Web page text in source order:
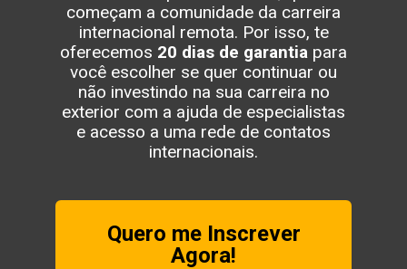
começam a comunidade da carreira
internacional remota. Por isso, te
oferecemos 20 dias de garantia para
você escolher se quer continuar ou
não investindo na sua carreira no
exterior com a ajuda de especialistas
e acesso a uma rede de contatos
internacionais.
Quero me Inscrever
Agora!